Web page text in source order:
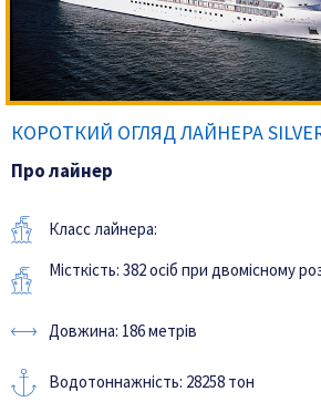
КОРОТКИЙ ОГЛЯД ЛАЙНЕРА SILVER
Про лайнер
Класс лайнера:
Місткість: 382 осіб при двомісному
Довжина: 186 метрів
Водотоннажність: 28258 тон